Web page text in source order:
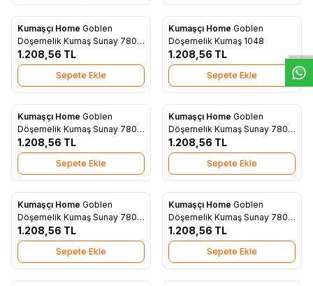
W
h
t
s
a
p
p
D
e
s
e
H
a
t
t
Yeni
Favorilere Ekle
Kumaşçı Home Goblen
Döşemelik Kumaş Sunay 7804
-A2
1.208,56 TL
Sepete Ekle
Yeni
Favorilere Ekle
Kumaşçı Home Goblen
Döşemelik Kumaş 1048
1.208,56 TL
Sepete Ekle
Yeni
Favorilere Ekle
Kumaşçı Home Goblen
Döşemelik Kumaş Sunay 7804
- A1
1.208,56 TL
Sepete Ekle
Yeni
Favorilere Ekle
Kumaşçı Home Goblen
Döşemelik Kumaş Sunay 7803
Düz
1.208,56 TL
Sepete Ekle
Yeni
Favorilere Ekle
Kumaşçı Home Goblen
Döşemelik Kumaş Sunay 7803
-A2
1.208,56 TL
Sepete Ekle
Yeni
Favorilere Ekle
Kumaşçı Home Goblen
Döşemelik Kumaş Sunay 7803
-C
1.208,56 TL
Sepete Ekle